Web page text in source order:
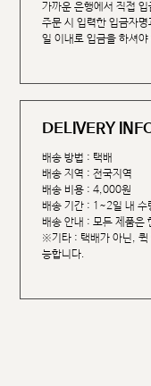
가까운 은행에서 직접
주문 시 입력한 입금자
일 이내로 입금을 하셔
DELIVERY
배송 방법 : 택배
배송 지역 : 전국지역
배송 비용 : 4,000원
배송 기간 : 1~2일 내 수
배송 안내 : 모든 제품은
※기타 : 택배가 아닌, 퀵
능합니다.